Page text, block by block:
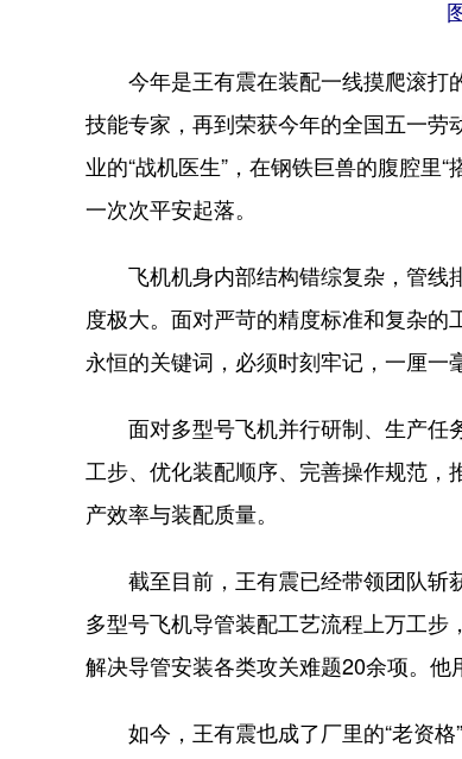
今年是王有震在装配一线摸爬滚打
技能专家，再到荣获今年的全国五一劳
业的“战机医生”，在钢铁巨兽的腹腔里
一次次平安起落。
飞机机身内部结构错综复杂，管线
度极大。面对严苛的精度标准和复杂的
永恒的关键词，必须时刻牢记，一厘一
面对多型号飞机并行研制、生产任
工步、优化装配顺序、完善操作规范，
产效率与装配质量。
截至目前，王有震已经带领团队斩
多型号飞机导管装配工艺流程上万工
解决导管安装各类攻关难题20余项。他
如今，王有震也成了厂里的“老资格